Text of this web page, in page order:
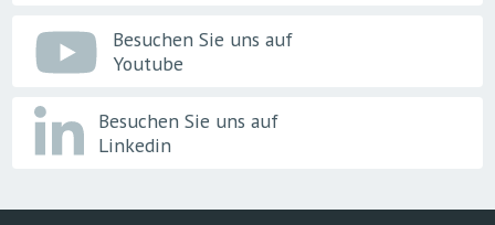
Besuchen Sie uns auf
Youtube
Besuchen Sie uns auf
Linkedin